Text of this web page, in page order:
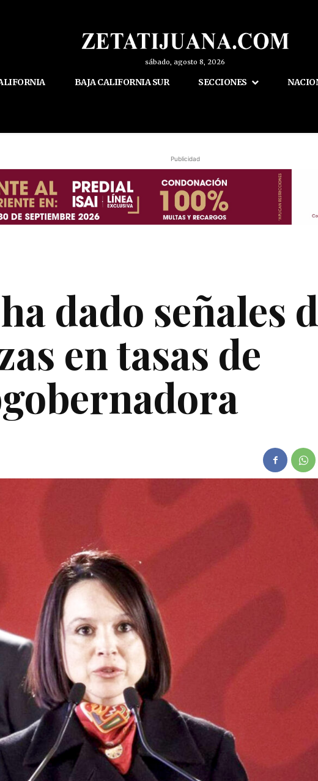
sábado, agosto 8, 2026
BAJA CALIFORNIA SUR SECCIONES
Publicidad
dado señales
en tasas de